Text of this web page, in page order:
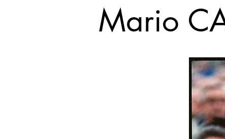
Mario